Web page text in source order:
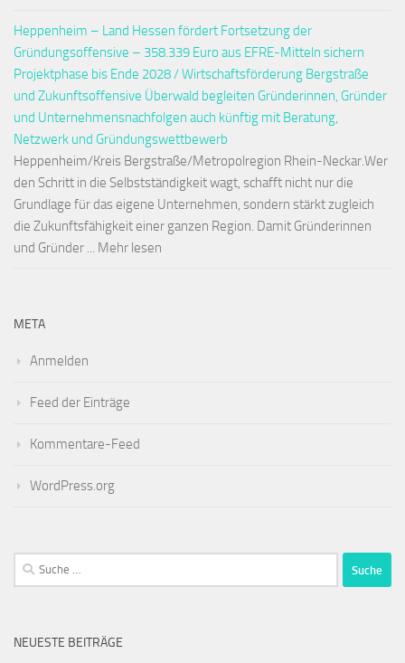
Heppenheim – Land Hessen fördert Fortsetzung der
Gründungsoffensive – 358.339 Euro aus EFRE-Mitteln sichern
Projektphase bis Ende 2028 / Wirtschaftsförderung Bergstraße
und Zukunftsoffensive Überwald begleiten Gründerinnen, Gründer
und Unternehmensnachfolgen auch künftig mit Beratung,
Netzwerk und Gründungswettbewerb
Heppenheim/Kreis Bergstraße/Metropolregion Rhein-Neckar.Wer
den Schritt in die Selbstständigkeit wagt, schafft nicht nur die
Grundlage für das eigene Unternehmen, sondern stärkt zugleich
die Zukunftsfähigkeit einer ganzen Region. Damit Gründerinnen
und Gründer ... Mehr lesen
META
Anmelden
Feed der Einträge
Kommentare-Feed
WordPress.org
Suche
nach:
NEUESTE BEITRÄGE